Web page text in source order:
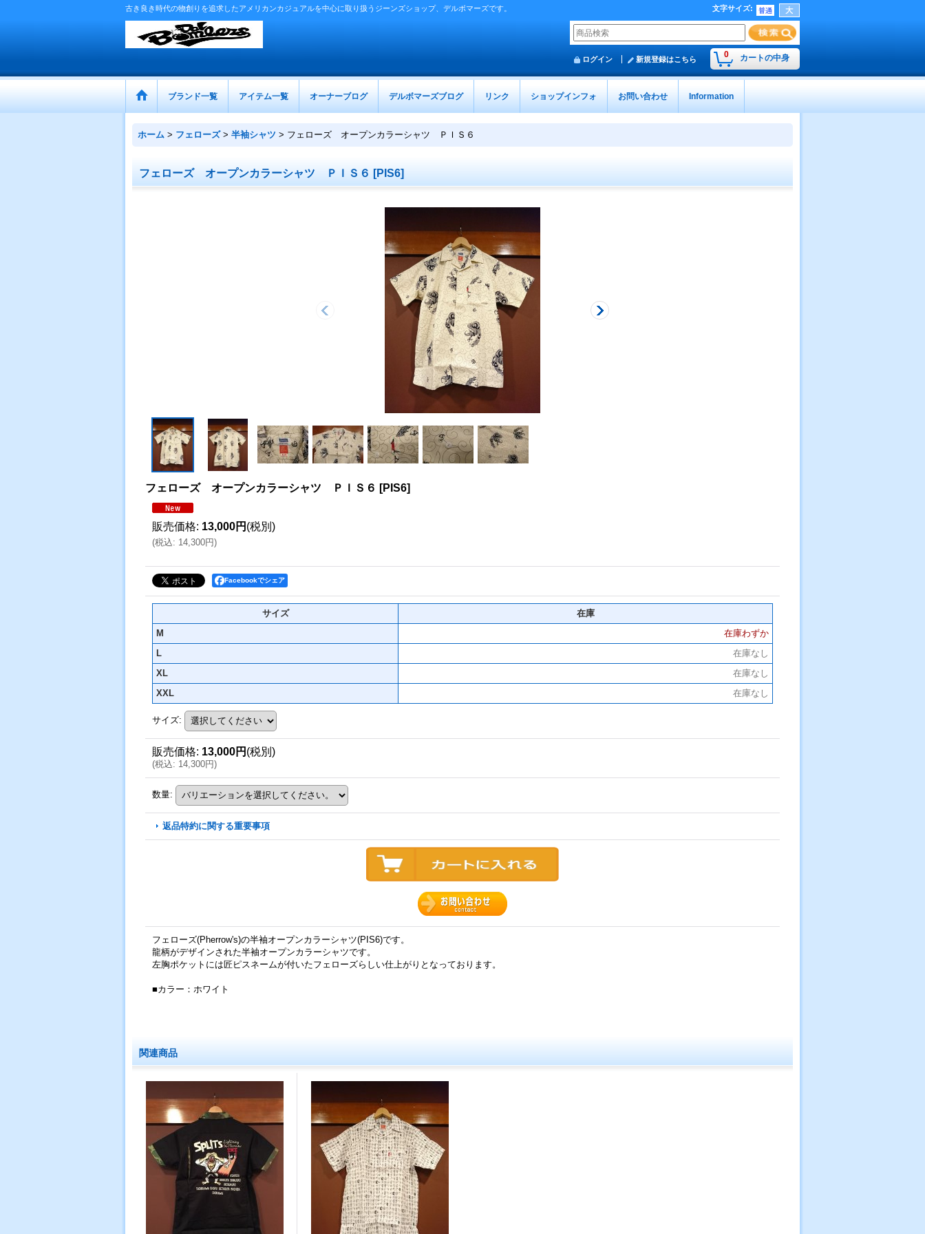
古き良き時代の物創りを追求したアメリカンカジュアルを中心に取り扱うジーンズショップ、デルボマーズです。 文字サイズ:
0 カートの中身
ログイン 新規登録はこちら
ブランド一覧 アイテム一覧 オーナーブログ デルボマーズブログ リンク ショップインフォ お問い合わせ Information
ホーム > フェローズ > 半袖シャツ > フェローズ オープンカラーシャツ ＰＩＳ６
フェローズ オープンカラーシャツ ＰＩＳ６ [PIS6]
フェローズ オープンカラーシャツ ＰＩＳ６ [PIS6]
販売価格: 13,000円 (税別)
(税込: 14,300円)
Facebookでシェア
サイズ
在庫
M
在庫わずか
L
在庫なし
XL
在庫なし
XXL
在庫なし
サイズ:
販売価格: 13,000円 (税別)
(税込: 14,300円)
数量:
返品特約に関する重要事項
フェローズ(Pherrow's)の半袖オープンカラーシャツ(PIS6)です。
龍柄がデザインされた半袖オープンカラーシャツです。
左胸ポケットには匠ピスネームが付いたフェローズらしい仕上がりとなっております。
■カラー：ホワイト
関連商品